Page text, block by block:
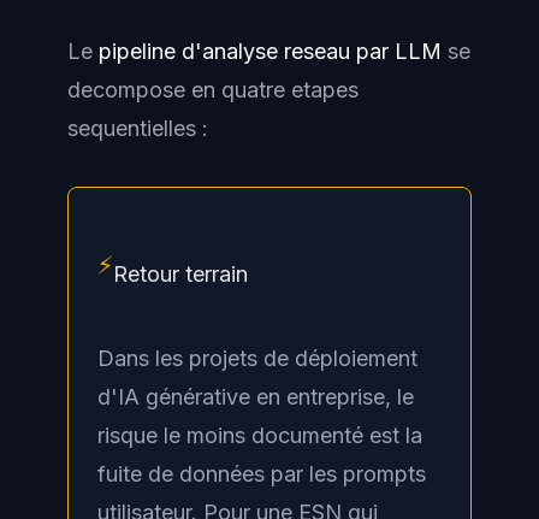
Le pipeline d'analyse reseau par LLM se
decompose en quatre etapes
sequentielles :
⚡Retour terrain
Dans les projets de déploiement
d'IA générative en entreprise, le
risque le moins documenté est la
fuite de données par les prompts
utilisateur. Pour une ESN qui